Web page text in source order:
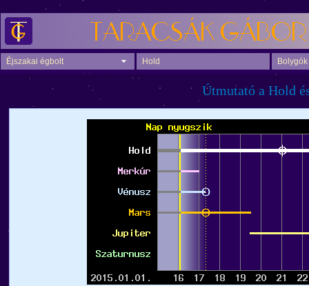
Éjszakai égbolt Hold Bolygók
Útmutató a Hold